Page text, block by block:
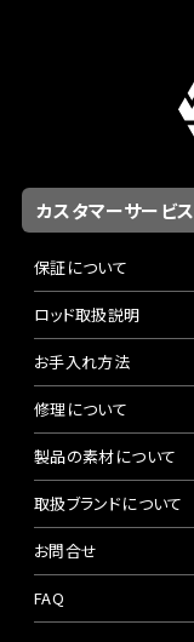
カスタマーサービス
保証について
ロッド取扱説明
お手入れ方法
修理について
製品の素材について
取扱ブランドについて
お問合せ
FAQ